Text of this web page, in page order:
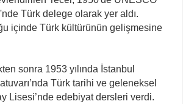
Türk delege olarak yer aldı.
içinde Türk kültürünün gelişmesine
sonra 1953 yılında İstanbul
Türk tarihi ve geleneksel
Lisesi’nde edebiyat dersleri verdi.